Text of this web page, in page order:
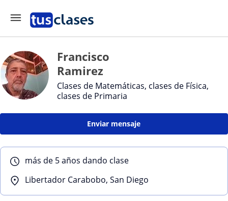
Francisco
Ramirez
Clases de Matemáticas, clases de Física,
clases de Primaria
Enviar mensaje
más de 5 años dando clase
Libertador Carabobo, San Diego